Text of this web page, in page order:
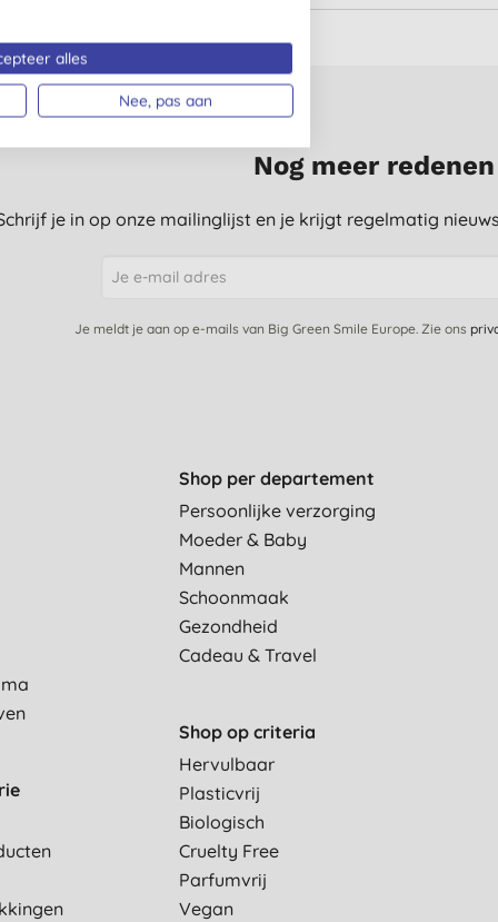
Nog meer
je in op onze mailinglijst en je krijgt regelmatig
Je meldt je aan op e-mails van Big Green Smile Europe. Zie ons
Shop per departement
Persoonlijke verzorging
Moeder & Baby
Mannen
Schoonmaak
Gezondheid
Cadeau & Travel
Shop op criteria
Hervulbaar
Plasticvrij
Biologisch
Cruelty Free
Parfumvrij
Vegan
alles
Nee, pas aan